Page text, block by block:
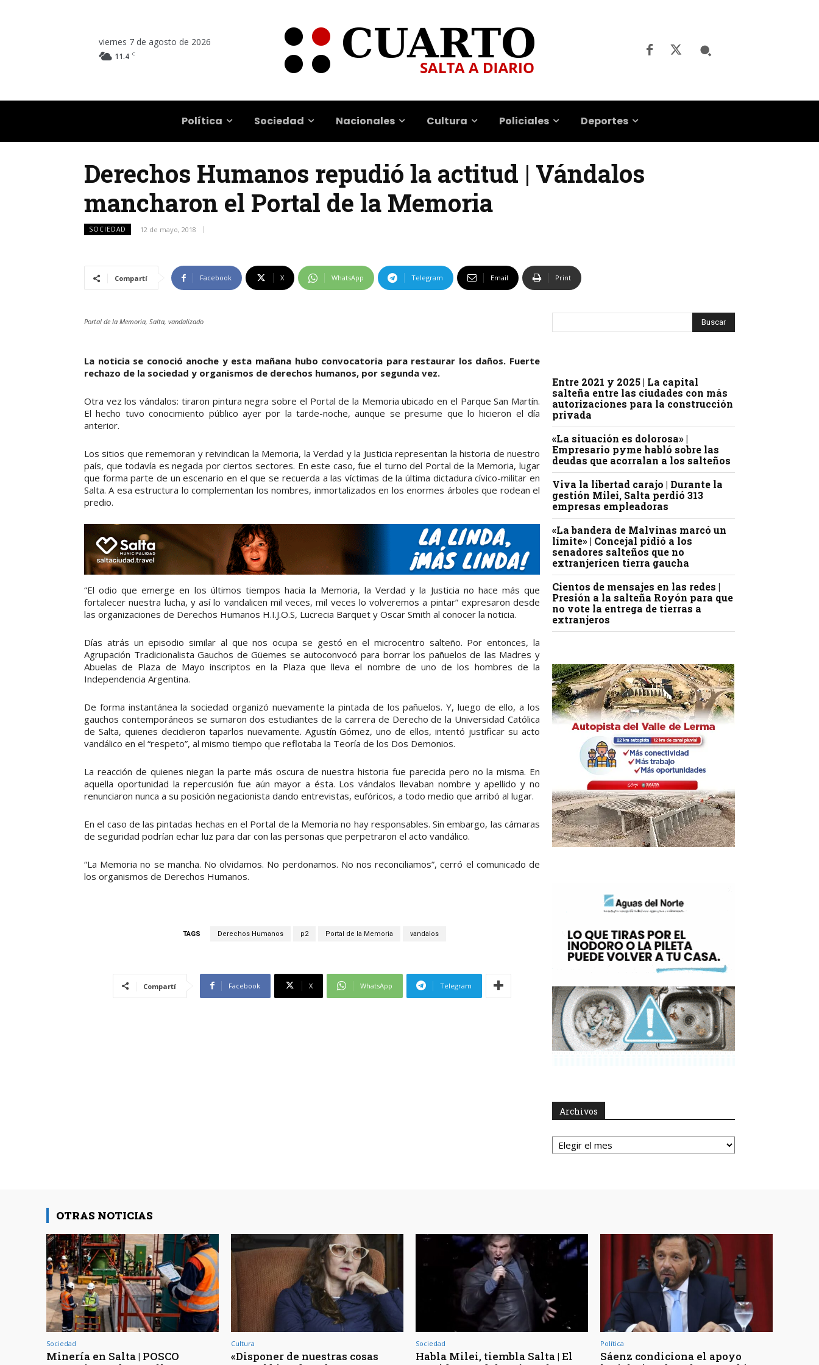
viernes 7 de agosto de 2026
11.4 C
Política Sociedad Nacionales Cultura Policiales Deportes
Derechos Humanos repudió la actitud | Vándalos
mancharon el Portal de la Memoria
SOCIEDAD 12 de mayo, 2018
Compartí Facebook X WhatsApp Telegram Email Print
Portal de la Memoria, Salta, vandalizado
La noticia se conoció anoche y esta mañana hubo convocatoria para restaurar los daños. Fuerte
rechazo de la sociedad y organismos de derechos humanos, por segunda vez.
Otra vez los vándalos: tiraron pintura negra sobre el Portal de la Memoria ubicado en el Parque San Martín.
El hecho tuvo conocimiento público ayer por la tarde-noche, aunque se presume que lo hicieron el día
anterior.
Los sitios que rememoran y reivindican la Memoria, la Verdad y la Justicia representan la historia de nuestro
país, que todavía es negada por ciertos sectores. En este caso, fue el turno del Portal de la Memoria, lugar
que forma parte de un escenario en el que se recuerda a las víctimas de la última dictadura cívico-militar en
Salta. A esa estructura lo complementan los nombres, inmortalizados en los enormes árboles que rodean el
predio.
“El odio que emerge en los últimos tiempos hacia la Memoria, la Verdad y la Justicia no hace más que
fortalecer nuestra lucha, y así lo vandalicen mil veces, mil veces lo volveremos a pintar” expresaron desde
las organizaciones de Derechos Humanos H.I.J.O.S, Lucrecia Barquet y Oscar Smith al conocer la noticia.
Días atrás un episodio similar al que nos ocupa se gestó en el microcentro salteño. Por entonces, la
Agrupación Tradicionalista Gauchos de Güemes se autoconvocó para borrar los pañuelos de las Madres y
Abuelas de Plaza de Mayo inscriptos en la Plaza que lleva el nombre de uno de los hombres de la
Independencia Argentina.
De forma instantánea la sociedad organizó nuevamente la pintada de los pañuelos. Y, luego de ello, a los
gauchos contemporáneos se sumaron dos estudiantes de la carrera de Derecho de la Universidad Católica
de Salta, quienes decidieron taparlos nuevamente. Agustín Gómez, uno de ellos, intentó justificar su acto
vandálico en el “respeto”, al mismo tiempo que reflotaba la Teoría de los Dos Demonios.
La reacción de quienes niegan la parte más oscura de nuestra historia fue parecida pero no la misma. En
aquella oportunidad la repercusión fue aún mayor a ésta. Los vándalos llevaban nombre y apellido y no
renunciaron nunca a su posición negacionista dando entrevistas, eufóricos, a todo medio que arribó al lugar.
En el caso de las pintadas hechas en el Portal de la Memoria no hay responsables. Sin embargo, las cámaras
de seguridad podrían echar luz para dar con las personas que perpetraron el acto vandálico.
“La Memoria no se mancha. No olvidamos. No perdonamos. No nos reconciliamos”, cerró el comunicado de
los organismos de Derechos Humanos.
TAGS Derechos Humanos p2 Portal de la Memoria vandalos
Compartí Facebook X WhatsApp Telegram
Entre 2021 y 2025 | La capital
salteña entre las ciudades con más
autorizaciones para la construcción
privada
«La situación es dolorosa» |
Empresario pyme habló sobre las
deudas que acorralan a los salteños
Viva la libertad carajo | Durante la
gestión Milei, Salta perdió 313
empresas empleadoras
«La bandera de Malvinas marcó un
límite» | Concejal pidió a los
senadores salteños que no
extranjericen tierra gaucha
Cientos de mensajes en las redes |
Presión a la salteña Royón para que
no vote la entrega de tierras a
extranjeros
Archivos
Archivos
OTRAS NOTICIAS
Sociedad
Minería en Salta | POSCO
Cultura
«Disponer de nuestras cosas
Sociedad
Habla Milei, tiembla Salta | El
Política
Sáenz condiciona el apoyo